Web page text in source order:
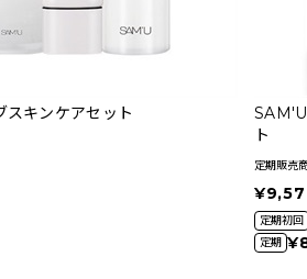
キンケアセット
ト
定期販売
定期初回
定期